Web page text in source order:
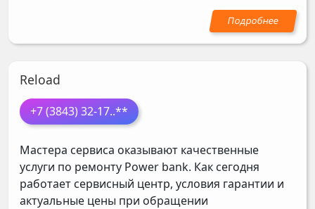
Reload
+7 (3843) 32-17..**
Мастера сервиса оказывают качественные
услуги по ремонту Power bank. Как сегодня
работает сервисный центр, условия гарантии и
актуальные цены при обращении